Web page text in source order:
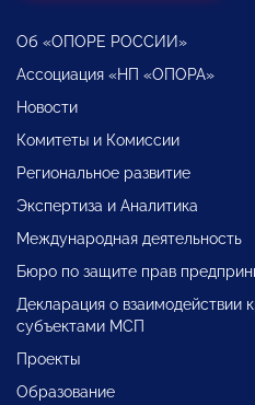
Об «ОПОРЕ РОССИИ»
Ассоциация «НП «ОПОРА»
Новости
Комитеты и Комиссии
Региональное развитие
Экспертиза и Аналитика
Международная деятельность
Бюро по защите прав
Декларация о взаимодействии
субъектами МСП
Проекты
Образование